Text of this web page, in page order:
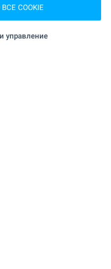
НСА" 792 м (10 мин.)
453 м (6 мин.)
COOKIE
управление